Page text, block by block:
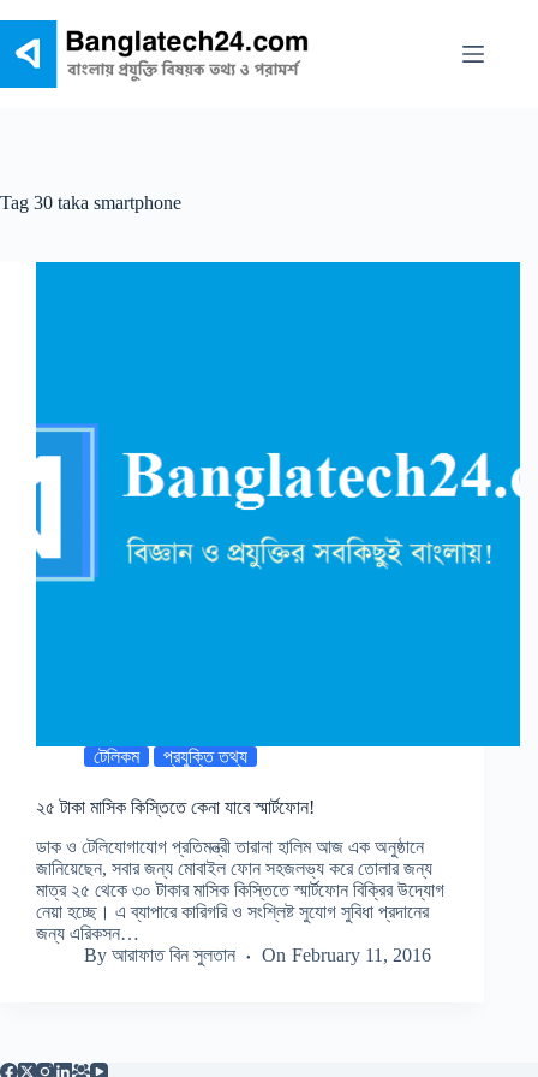
content
Tag 30 taka smartphone
টেলিকম প্রযুক্তি তথ্য
২৫ টাকা মাসিক কিস্তিতে কেনা যাবে স্মার্টফোন!
ডাক ও টেলিযোগাযোগ প্রতিমন্ত্রী তারানা হালিম আজ এক অনুষ্ঠানে
জানিয়েছেন, সবার জন্য মোবাইল ফোন সহজলভ্য করে তোলার জন্য
মাত্র ২৫ থেকে ৩০ টাকার মাসিক কিস্তিতে স্মার্টফোন বিক্রির উদ্যোগ
নেয়া হচ্ছে। এ ব্যাপারে কারিগরি ও সংশ্লিষ্ট সুযোগ সুবিধা প্রদানের
জন্য এরিকসন…
By আরাফাত বিন সুলতান On February 11, 2016